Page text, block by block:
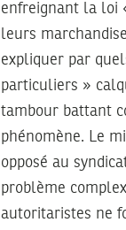
enfreignant la loi
leurs
expliquer par
particuliers »
tambour battant
phénomène. Le
opposé au
problème
autoritaristes ne